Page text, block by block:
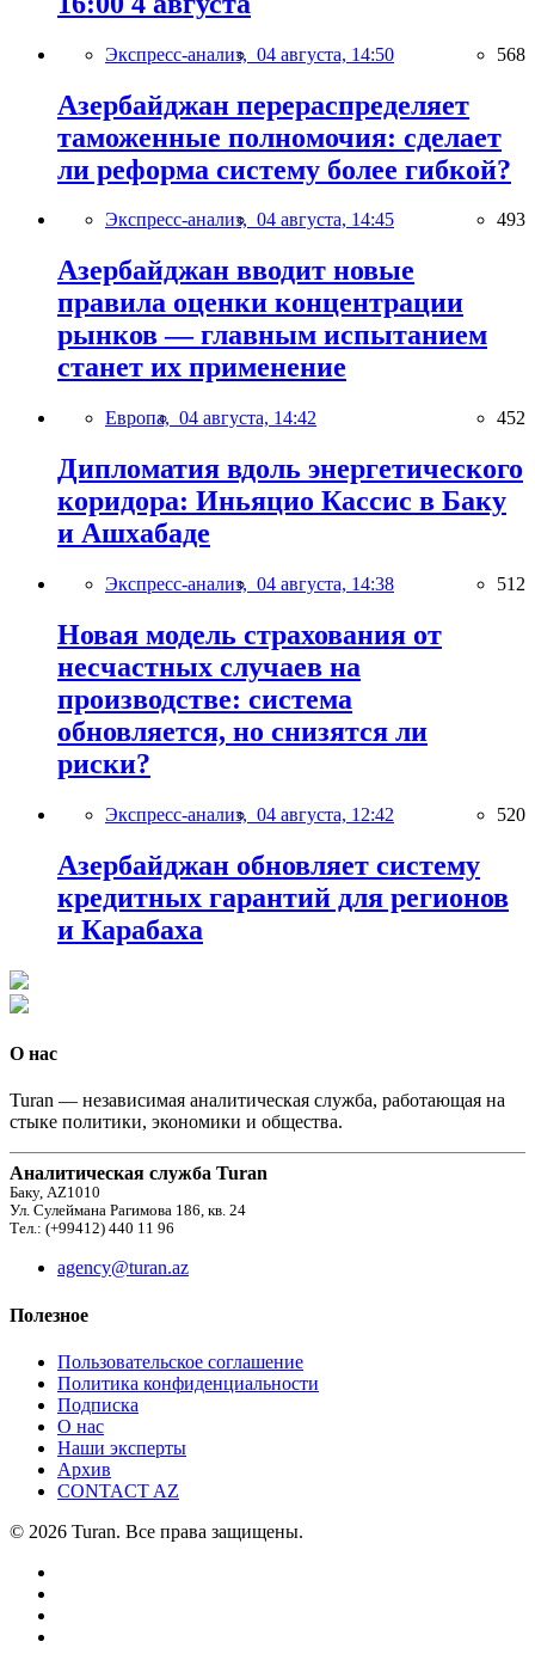
Экспресс-анализ, 04 августа, 14:50 568
Азербайджан перераспределяет
таможенные полномочия: сделает
ли реформа систему более гибкой?
Экспресс-анализ, 04 августа, 14:45 493
Азербайджан вводит новые
правила оценки концентрации
рынков — главным испытанием
станет их применение
Европа, 04 августа, 14:42 452
Дипломатия вдоль энергетического
коридора: Иньяцио Кассис в Баку
и Ашхабаде
Экспресс-анализ, 04 августа, 14:38 512
Новая модель страхования от
несчастных случаев на
производстве: система
обновляется, но снизятся ли
риски?
Экспресс-анализ, 04 августа, 12:42 520
Азербайджан обновляет систему
кредитных гарантий для регионов
и Карабаха
О нас
Turan — независимая аналитическая служба, работающая на
стыке политики, экономики и общества.
Аналитическая служба Turan
Баку, AZ1010
Ул. Сулеймана Рагимова 186, кв. 24
Тел.: (+99412) 440 11 96
agency@turan.az
Полезное
Пользовательское соглашение
Политика конфиденциальности
Подписка
О нас
Наши эксперты
Архив
CONTACT AZ
© 2026 Turan. Все права защищены.